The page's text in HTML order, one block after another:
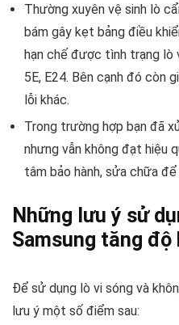
Thường xuyên vệ sinh lò
bám gây kẹt bảng điều
hạn chế được tình trạng lò
5E, E24. Bên cạnh đó còn
lỗi khác.
Trong trường hợp bạn đã
nhưng vẫn không đạt hiệu
tâm bảo hành, sửa chữa
Những lưu ý sử
Samsung tăng độ
Để sử dụng lò vi sóng và
lưu ý một số điểm sau: